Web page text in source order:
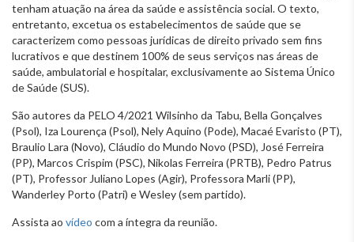
tenham atuação na área da saúde e assistência social. O texto,
entretanto, excetua os estabelecimentos de saúde que se
caracterizem como pessoas jurídicas de direito privado sem fins
lucrativos e que destinem 100% de seus serviços nas áreas de
saúde, ambulatorial e hospitalar, exclusivamente ao Sistema Único
de Saúde (SUS).
São autores da PELO 4/2021 Wilsinho da Tabu, Bella Gonçalves
(Psol), Iza Lourença (Psol), Nely Aquino (Pode), Macaé Evaristo (PT),
Braulio Lara (Novo), Cláudio do Mundo Novo (PSD), José Ferreira
(PP), Marcos Crispim (PSC), Nikolas Ferreira (PRTB), Pedro Patrus
(PT), Professor Juliano Lopes (Agir), Professora Marli (PP),
Wanderley Porto (Patri) e Wesley (sem partido).
Assista ao vídeo com a íntegra da reunião.